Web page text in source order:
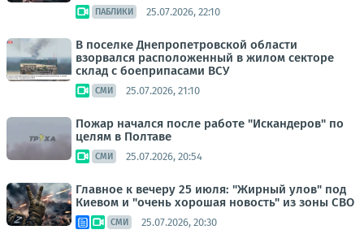
ПАБЛИКИ 25.07.2026, 22:10
В поселке Днепропетровской области
взорвался расположенный в жилом секторе
склад с боеприпасами ВСУ
СМИ 25.07.2026, 21:10
Пожар начался после работе "Искандеров" по
целям в Полтаве
СМИ 25.07.2026, 20:54
Главное к вечеру 25 июля: "Жирный улов" под
Киевом и "очень хорошая новость" из зоны СВО
СМИ 25.07.2026, 20:30